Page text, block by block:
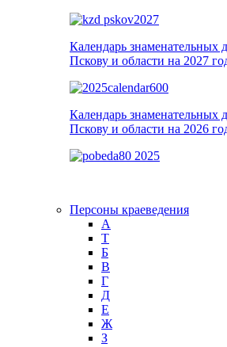
Календарь знаменательных
Пскову и области на 2027
Календарь знаменательных
Пскову и области на 2026
Персоны краеведения
А
T
Б
В
Г
Д
Е
Ж
З